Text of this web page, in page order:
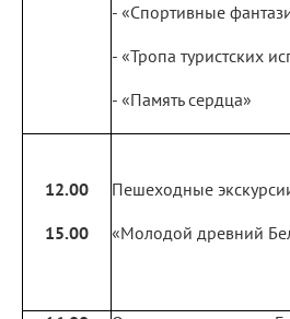
- «Спортивные
- «Тропа туристских
- «Память сердца»
12.00
15.00
Пешеходные
«Молодой древний